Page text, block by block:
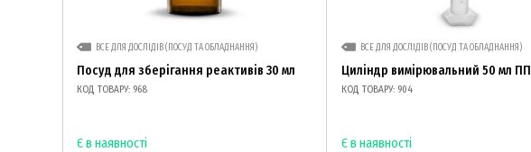
ВСЕ ДЛЯ ДОСЛІДІВ (ПОСУД ТА ОБЛАДНАННЯ)
Посуд для зберігання реактивів 30 мл
КОД ТОВАРУ: 968
Є в наявності
ВСЕ ДЛЯ ДОСЛІДІВ (ПОСУД ТА ОБЛАДНАННЯ)
Циліндр вимірювальний 50 мл ПП
КОД ТОВАРУ: 904
Є в наявності